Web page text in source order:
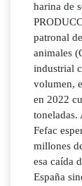
harina de
patronal
animales
industrial
volumen,
en 2022
Fefac
millones
esa caída
España